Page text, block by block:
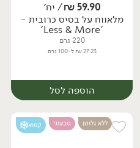
יח׳
59.90
₪/ יח׳
מלאווח על בסיס כרובית -
'Less & More'
220 גרם
27.23 ₪ ל-100 גרם
הוספה לסל
ללא גלוטן טבעוני קפוא